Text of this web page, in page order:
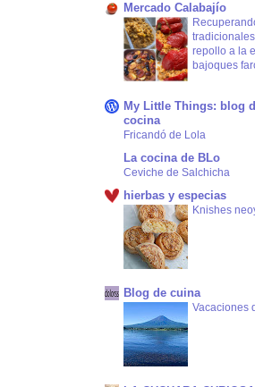
Mercado Calabajío
repollo a la
bajoques
My Little Things: blog
cocina
Fricandó de Lola
La cocina de BLo
Ceviche de Salchicha
hierbas y especias
Knishes
Blog de cuina
Vacaciones